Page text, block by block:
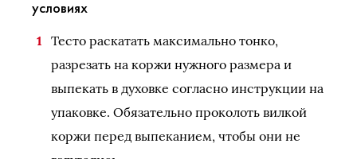
условиях
Тесто раскатать максимально тонко,
разрезать на коржи нужного размера и
выпекать в духовке согласно инструкции на
упаковке. Обязательно проколоть вилкой
коржи перед выпеканием, чтобы они не